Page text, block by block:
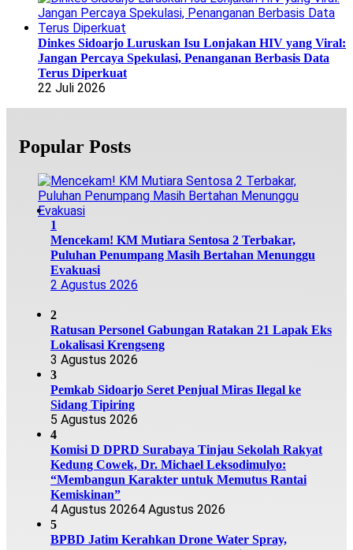
Dinkes Sidoarjo Luruskan Isu Lonjakan HIV yang Viral:
Jangan Percaya Spekulasi, Penanganan Berbasis Data
Terus Diperkuat
22 Juli 2026
Popular Posts
1
Mencekam! KM Mutiara Sentosa 2 Terbakar,
Puluhan Penumpang Masih Bertahan Menunggu
Evakuasi
2 Agustus 2026
2
Ratusan Personel Gabungan Ratakan 21 Lapak Eks
Lokalisasi Krengseng
3 Agustus 2026
3
Pemkab Sidoarjo Seret Penjual Miras Ilegal ke
Sidang Tipiring
5 Agustus 2026
4
Komisi D DPRD Surabaya Tinjau Sekolah Rakyat
Kedung Cowek, Dr. Michael Leksodimulyo:
“Membangun Karakter untuk Memutus Rantai
Kemiskinan”
4 Agustus 20264 Agustus 2026
5
BPBD Jatim Kerahkan Drone Water Spray,